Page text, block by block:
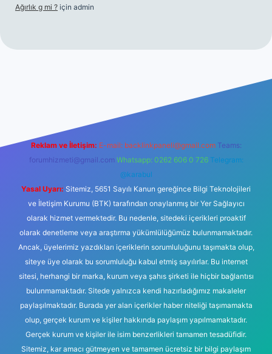
Ağırlık g mi ? için admin
Reklam ve İletişim: E-mail: backlinkpaneli@gmail.com Teams:
forumhizmeti@gmail.com Whatsapp: 0262 606 0 726 Telegram:
@karabul
Yasal Uyarı: Sitemiz, 5651 Sayılı Kanun gereğince Bilgi Teknolojileri
ve İletişim Kurumu (BTK) tarafından onaylanmış bir Yer Sağlayıcı
olarak hizmet vermektedir. Bu nedenle, sitedeki içerikleri proaktif
olarak denetleme veya araştırma yükümlülüğümüz bulunmamaktadır.
Ancak, üyelerimiz yazdıkları içeriklerin sorumluluğunu taşımakta olup,
siteye üye olarak bu sorumluluğu kabul etmiş sayılırlar. Bu internet
sitesi, herhangi bir marka, kurum veya şahıs şirketi ile hiçbir bağlantısı
bulunmamaktadır. Sitede yalnızca kendi hazırladığımız makaleler
paylaşılmaktadır. Burada yer alan içerikler haber niteliği taşımamakta
olup, gerçek kurum ve kişiler hakkında paylaşım yapılmamaktadır.
Gerçek kurum ve kişiler ile isim benzerlikleri tamamen tesadüfidir.
Sitemiz, kar amacı gütmeyen ve tamamen ücretsiz bir bilgi paylaşım